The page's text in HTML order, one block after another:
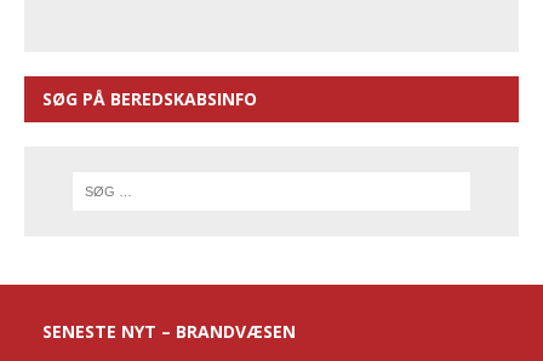
SØG PÅ BEREDSKABSINFO
SENESTE NYT – BRANDVÆSEN